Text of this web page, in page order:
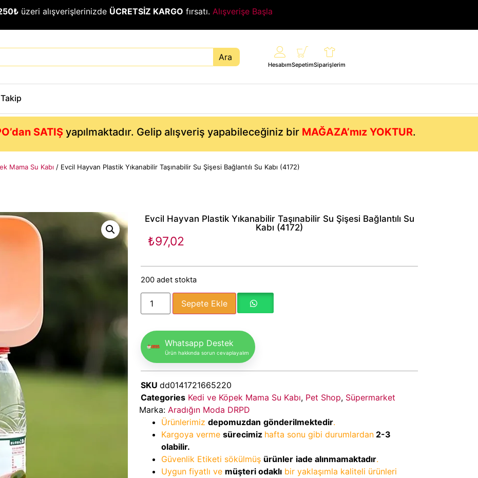
üzeri alışverişlerinizde ÜCRETSİZ KARGO fırsatı. Alışverişe Başla
Ara
HesabımSepetimSiparişlerim
SATIŞyapılmaktadır. Gelip alışveriş yapabileceğiniz bir MAĞAZA’mız YOKTUR.
Mama Su Kabı / Evcil Hayvan Plastik Yıkanabilir Taşınabilir Su Şişesi Bağlantılı Su Kabı (4172)
Evcil Hayvan Plastik Yıkanabilir Taşınabilir Su Şişesi Bağlantılı Su
Kabı (4172)
₺97,02
200 adet stokta
Sepete Ekle
Whatsapp Destek
Ürün hakkında sorun cevaplayalım
SKU dd0141721665220
Categories Kedi ve Köpek Mama Su Kabı, Pet Shop, Süpermarket
Marka: Aradığın Moda DRPD
Ürünlerimiz depomuzdan gönderilmektedir.
Kargoya verme sürecimiz hafta sonu gibi durumlardan 2-3
olabilir.
Güvenlik Etiketi sökülmüş ürünler iade alınmamaktadır.
Uygun fiyatlı ve müşteri odaklı bir yaklaşımla kaliteli ürünleri